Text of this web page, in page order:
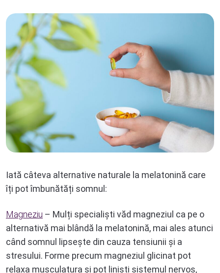
Iată câteva alternative naturale la melatonină care
îți pot îmbunătăți somnul:
Magneziu – Mulți specialiști văd magneziul ca pe o
alternativă mai blândă la melatonină, mai ales atunci
când somnul lipsește din cauza tensiunii și a
stresului. Forme precum magneziul glicinat pot
relaxa musculatura și pot liniști sistemul nervos,